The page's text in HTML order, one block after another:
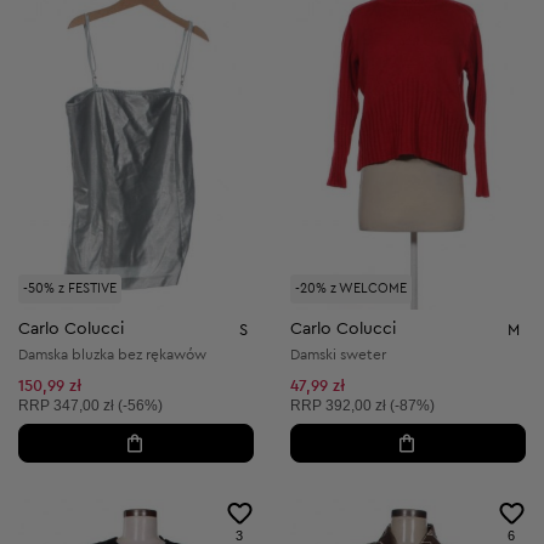
-50% z FESTIVE
Carlo Colucci S
Damska bluzka bez rękawów
150,99 zł
Cena sugerowana:
RRP 347,00 zł (-56%)
-20% z WELCOME
Carlo Colucci M
Damski sweter
47,99 zł
Cena sugerowana:
RRP 392,00 zł (-87%)
3 6